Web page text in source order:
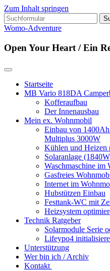
Zum Inhalt springen
Suchen
nach:
Womo-Adventure
Open Your Heart / Ein
Startseite
MB Vario 818DA
Kofferaufbau
Der Innenausbau
Mein ex. Wohnmobil
Einbau von
Multiplus 3000W
Kühlen und Heizen
Solaranlage
Waschmaschine im
Gasfreies
Internet im
Hubstützen Einbau
Festtank-WC mit
Heizsystem
Technik Ratgeber
Solarmodule Serie
Lifeypo4
Unterstützung
Wer bin ich / Archiv
Kontakt